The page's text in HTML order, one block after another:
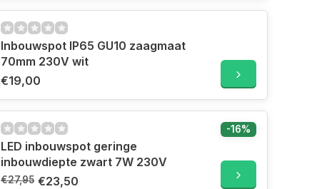
Inbouwspot IP65 GU10 zaagmaat
70mm 230V wit
€19,00
LED inbouwspot geringe
inbouwdiepte zwart 7W 230V
€27,95 €23,50
-16%